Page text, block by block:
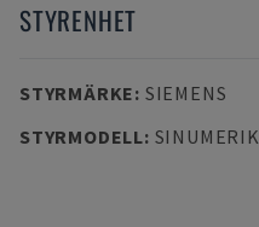
STYRENHET
STYRMÄRKE: SIEMENS
STYRMODELL: SINUMERIK